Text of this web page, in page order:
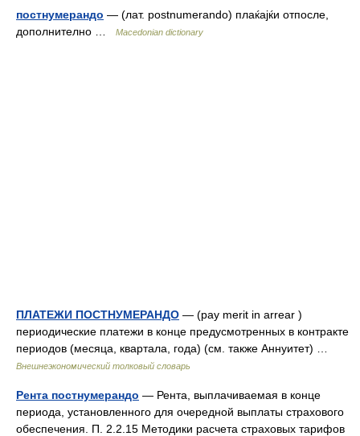
постнумерандо — (лат. postnumerando) плаќајќи отпосле,
дополнително …
Macedonian dictionary
ПЛАТЕЖИ ПОСТНУМЕРАНДО — (pay merit in arrear )
периодические платежи в конце предусмотренных в контракте
периодов (месяца, квартала, года) (см. также Аннуитет) …
Внешнеэкономический толковый словарь
Рента постнумерандо — Рента, выплачиваемая в конце
периода, установленного для очередной выплаты страхового
обеспечения. П. 2.2.15 Методики расчета страховых тарифов